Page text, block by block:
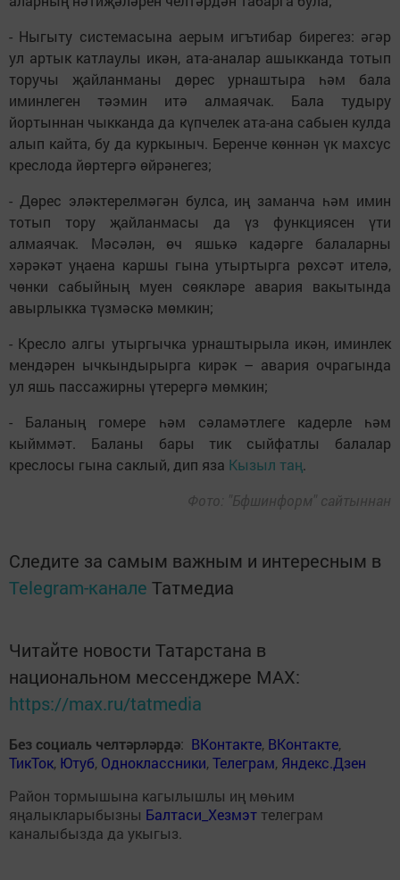
- Ныгыту системасына аерым игътибар бирегез: әгәр
ул артык катлаулы икән, ата-аналар ашыкканда тотып
торучы җайланманы дөрес урнаштыра һәм бала
иминлеген тәэмин итә алмаячак. Бала тудыру
йортыннан чыкканда да күпчелек ата-ана сабыен кулда
алып кайта, бу да куркыныч. Беренче көннән үк махсус
креслода йөртергә өйрәнегез;
- Дөрес эләктерелмәгән булса, иң заманча һәм имин
тотып тору җайланмасы да үз функциясен үти
алмаячак. Мәсәлән, өч яшькә кадәрге балаларны
хәрәкәт уңаена каршы гына утыртырга рөхсәт ителә,
чөнки сабыйның муен сөякләре авария вакытында
авырлыкка түзмәскә мөмкин;
- Кресло алгы утыргычка урнаштырыла икән, иминлек
мендәрен ычкындырырга кирәк – авария очрагында
ул яшь пассажирны үтерергә мөмкин;
- Баланың гомере һәм сәламәтлеге кадерле һәм
кыйммәт. Баланы бары тик сыйфатлы балалар
креслосы гына саклый, дип яза Кызыл таң.
Фото: "Бфшинформ" сайтыннан
Следите за самым важным и интересным в
Telegram-канале Татмедиа
Читайте новости Татарстана в
национальном мессенджере MАХ:
https://max.ru/tatmedia
Без социаль челтәрләрдә: ВКонтакте, ВКонтакте,
ТикТок, Ютуб, Одноклассники,Телеграм, Яндекс.Дзен
Район тормышына кагылышлы иң мөһим
яңалыкларыбызны Балтаси_Хезмэт телеграм
каналыбызда да укыгыз.